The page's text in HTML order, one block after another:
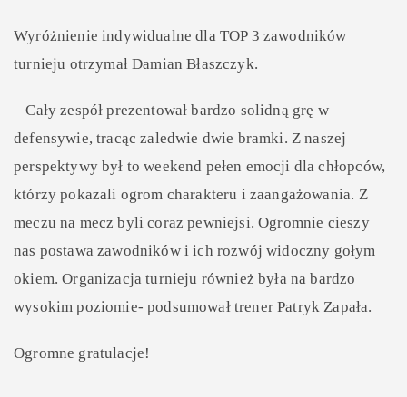
Wyróżnienie indywidualne dla TOP 3 zawodników
turnieju otrzymał Damian Błaszczyk.
– Cały zespół prezentował bardzo solidną grę w
defensywie, tracąc zaledwie dwie bramki. Z naszej
perspektywy był to weekend pełen emocji dla chłopców,
którzy pokazali ogrom charakteru i zaangażowania. Z
meczu na mecz byli coraz pewniejsi. Ogromnie cieszy
nas postawa zawodników i ich rozwój widoczny gołym
okiem. Organizacja turnieju również była na bardzo
wysokim poziomie- podsumował trener Patryk Zapała.
Ogromne gratulacje!